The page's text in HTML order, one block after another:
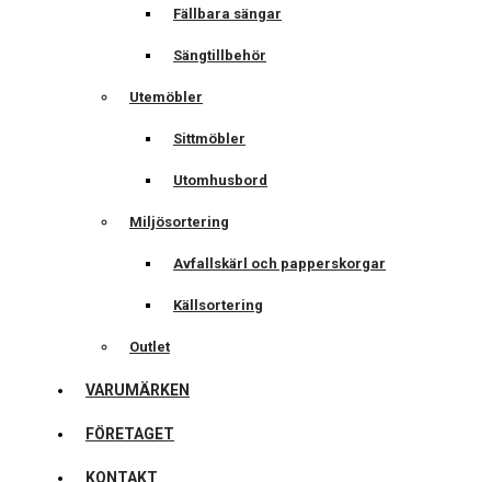
Fällbara sängar
Sängtillbehör
Utemöbler
Sittmöbler
Utomhusbord
Miljösortering
Avfallskärl och papperskorgar
Källsortering
Outlet
VARUMÄRKEN
FÖRETAGET
KONTAKT